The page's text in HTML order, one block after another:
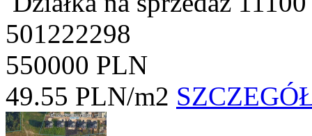
501222298
550000 PLN
49.55 PLN/m2